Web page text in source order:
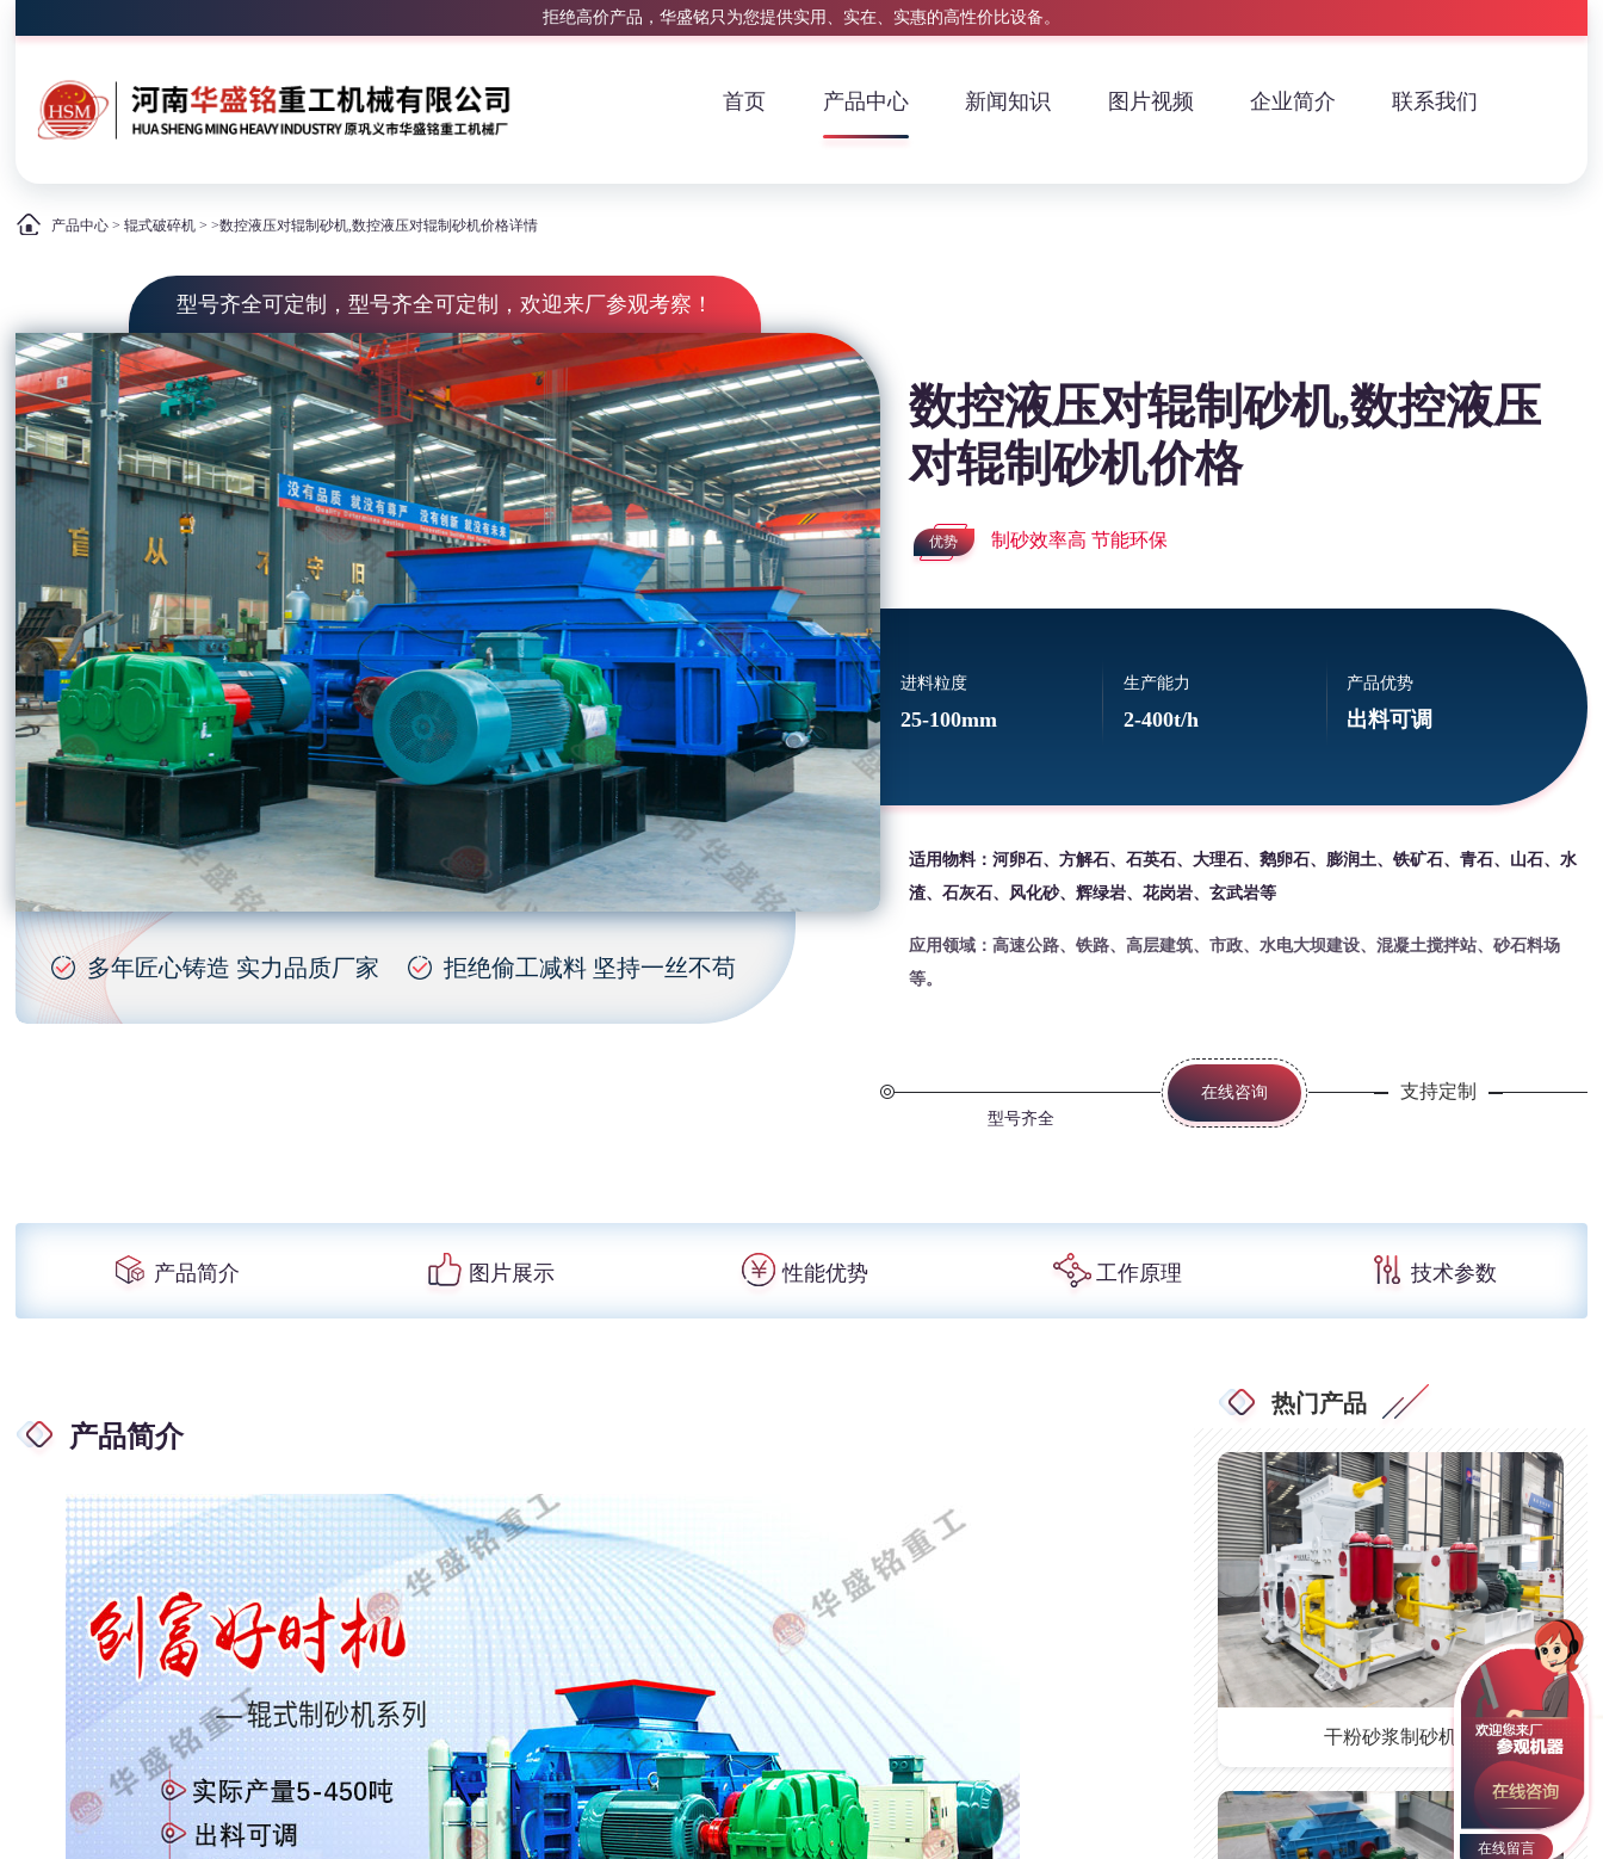
拒绝高价产品，华盛铭只为您提供实用、实在、实惠的高性价比设备。
首页 产品中心 新闻知识 图片视频 企业简介 联系我们
产品中心 >辊式破碎机 > >数控液压对辊制砂机,数控液压对辊制砂机价格详情
型号齐全可定制，型号齐全可定制，欢迎来厂参观考察！
多年匠心铸造 实力品质厂家 拒绝偷工减料 坚持一丝不苟
数控液压对辊制砂机,数控液压
对辊制砂机价格
优势 制砂效率高 节能环保
进料粒度
25-100mm
生产能力
2-400t/h
产品优势
出料可调
适用物料：河卵石、方解石、石英石、大理石、鹅卵石、膨润土、铁矿石、青石、山石、水
渣、石灰石、风化砂、辉绿岩、花岗岩、玄武岩等
应用领域：高速公路、铁路、高层建筑、市政、水电大坝建设、混凝土搅拌站、砂石料场
等。
型号齐全
在线咨询 支持定制
产品简介 图片展示 性能优势 工作原理 技术参数
产品简介
热门产品
干粉砂浆制砂机
在线留言